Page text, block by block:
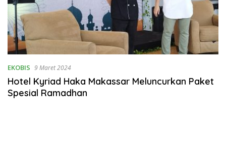
EKOBIS 9 Maret 2024
Hotel Kyriad Haka Makassar Meluncurkan Paket
Spesial Ramadhan